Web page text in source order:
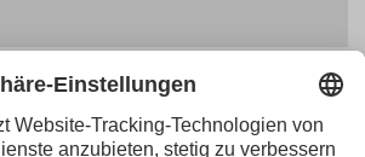
Instagram